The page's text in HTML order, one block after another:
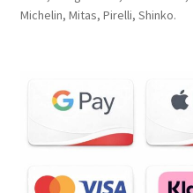
Michelin, Mitas, Pirelli, Shinko.